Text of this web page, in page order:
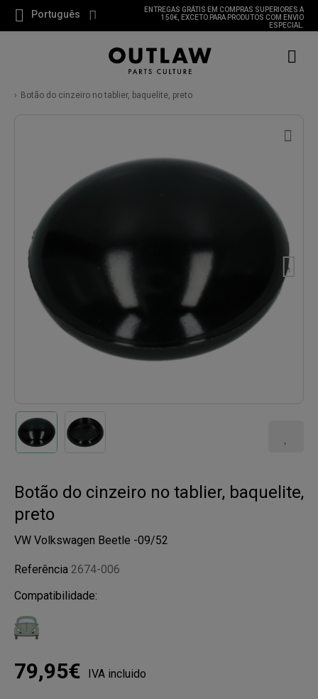
Português
ENTREGAS GRÁTIS EM COMPRAS SUPERIORES A
150€, EXCETO PARA PRODUTOS COM ENVIO
ESPECIAL.
Botão do cinzeiro no tablier, baquelite, preto
Botão do cinzeiro no tablier, baquelite,
preto
VW Volkswagen Beetle -09/52
Referência 2674-006
Compatibilidade:
79,95€ IVA incluido